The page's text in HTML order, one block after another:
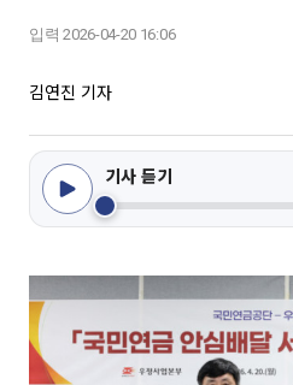
입력 2026-04-20 16:06
김연진 기자
기사 듣기